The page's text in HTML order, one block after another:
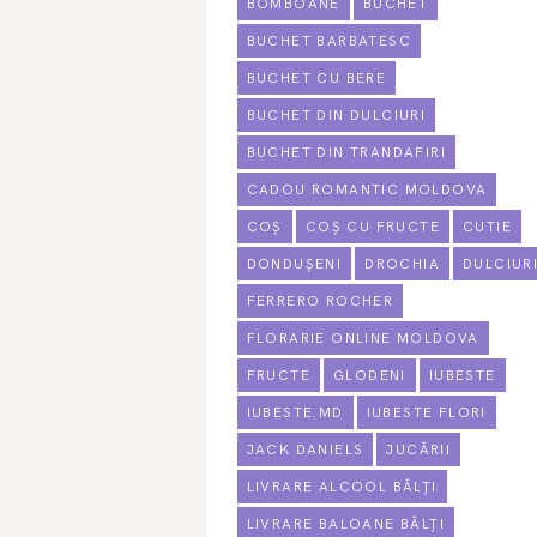
BOMBOANE BUCHET
BUCHET BARBATESC
BUCHET CU BERE
BUCHET DIN DULCIURI
BUCHET DIN TRANDAFIRI
CADOU ROMANTIC MOLDOVA
COȘ COȘ CU FRUCTE CUTIE
DONDUȘENI DROCHIA
FERRERO ROCHER
FLORARIE ONLINE MOLDOVA
FRUCTE GLODENI IUBESTE
IUBESTE.MD IUBESTE FLORI
JACK DANIELS JUCĂRII
LIVRARE ALCOOL BĂLȚI
LIVRARE BALOANE BĂLȚI